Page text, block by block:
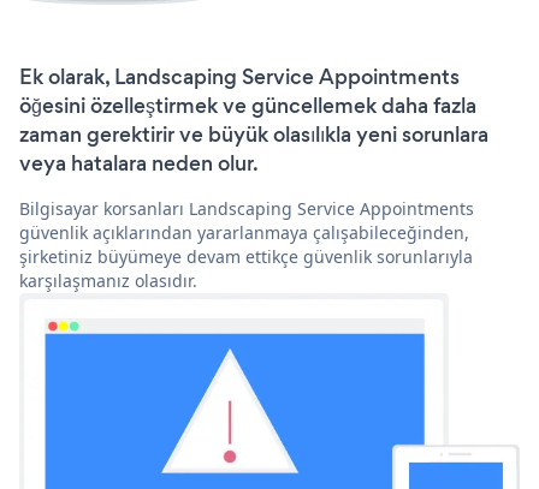
Ek olarak, Landscaping Service Appointments
öğesini özelleştirmek ve güncellemek daha fazla
zaman gerektirir ve büyük olasılıkla yeni sorunlara
veya hatalara neden olur.
Bilgisayar korsanları Landscaping Service Appointments
güvenlik açıklarından yararlanmaya çalışabileceğinden,
şirketiniz büyümeye devam ettikçe güvenlik sorunlarıyla
karşılaşmanız olasıdır.